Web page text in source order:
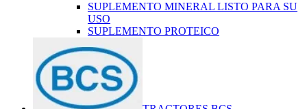
SUPLEMENTO MINERAL LISTO PARA SU
USO
SUPLEMENTO PROTEICO